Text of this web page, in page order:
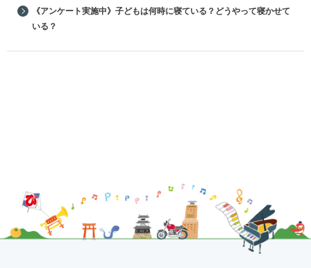
《アンケート実施中》子どもは何時に寝ている？どうやって寝かせて
いる？